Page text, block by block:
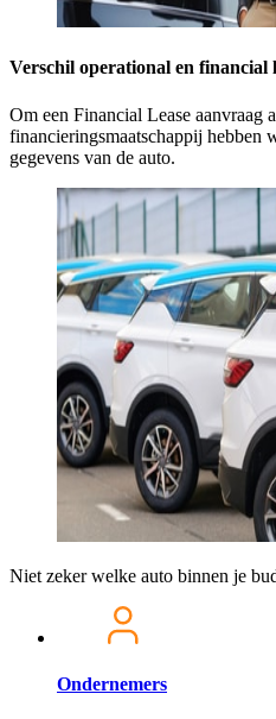
Verschil operational en financial
Om een Financial Lease aanvraag
financieringsmaatschappij
gegevens van de auto.
Niet zeker welke auto binnen je
Ondernemers